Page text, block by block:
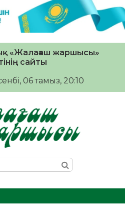
«Жалағаш жаршысы»
сайты
06 тамыз, 20:10